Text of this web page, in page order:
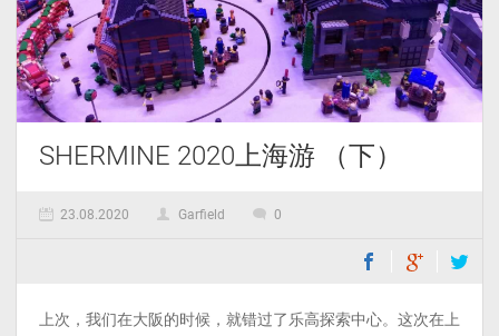
SHERMINE 2020上海游 （下）
23.08.2020 Garfield 0
上次，我们在大阪的时候，就错过了乐高探索中心。这次在上